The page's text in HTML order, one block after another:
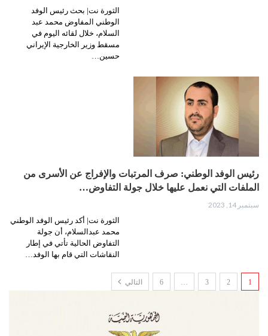
الثورة نت| بحث رئيس الوفد
الوطني المفاوض محمد عبد
السلام، خلال لقائه اليوم في
مسقط وزير الخارجية الإيراني
حسين…
رئيس الوفد الوطني: صرف المرتبات والإفراج عن الأسرى من
الملفات التي نعمل عليها خلال جولة التفاوض…
سبتمبر 14, 2023
الثورة نت| أكد رئيس الوفد الوطني
محمد عبدالسلام، أن جولة
التفاوض الحالية تأتي في إطار
النقاشات التي قام بها الوفد…
1
2
3
…
6 التالي